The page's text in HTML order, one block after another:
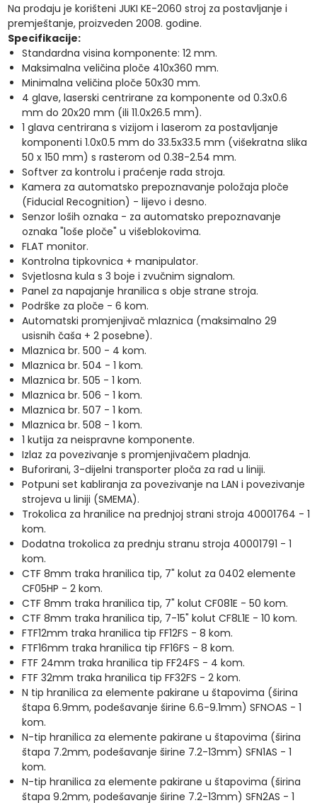
Na prodaju je korišteni JUKI KE-2060 stroj za postavljanje i
premještanje, proizveden 2008. godine.
Specifikacije:
Standardna visina komponente: 12 mm.
Maksimalna veličina ploče 410x360 mm.
Minimalna veličina ploče 50x30 mm.
4 glave, laserski centrirane za komponente od 0.3x0.6
mm do 20x20 mm (ili 11.0x26.5 mm).
1 glava centrirana s vizijom i laserom za postavljanje
komponenti 1.0x0.5 mm do 33.5x33.5 mm (višekratna slika
50 x 150 mm) s rasterom od 0.38-2.54 mm.
Softver za kontrolu i praćenje rada stroja.
Kamera za automatsko prepoznavanje položaja ploče
(Fiducial Recognition) - lijevo i desno.
Senzor loših oznaka - za automatsko prepoznavanje
oznaka "loše ploče" u višeblokovima.
FLAT monitor.
Kontrolna tipkovnica + manipulator.
Svjetlosna kula s 3 boje i zvučnim signalom.
Panel za napajanje hranilica s obje strane stroja.
Podrške za ploče - 6 kom.
Automatski promjenjivač mlaznica (maksimalno 29
usisnih čaša + 2 posebne).
Mlaznica br. 500 - 4 kom.
Mlaznica br. 504 - 1 kom.
Mlaznica br. 505 - 1 kom.
Mlaznica br. 506 - 1 kom.
Mlaznica br. 507 - 1 kom.
Mlaznica br. 508 - 1 kom.
1 kutija za neispravne komponente.
Izlaz za povezivanje s promjenjivačem pladnja.
Buforirani, 3-dijelni transporter ploča za rad u liniji.
Potpuni set kabliranja za povezivanje na LAN i povezivanje
strojeva u liniji (SMEMA).
Trokolica za hranilice na prednjoj strani stroja 40001764 - 1
kom.
Dodatna trokolica za prednju stranu stroja 40001791 - 1
kom.
CTF 8mm traka hranilica tip, 7" kolut za 0402 elemente
CF05HP - 2 kom.
CTF 8mm traka hranilica tip, 7" kolut CF081E - 50 kom.
CTF 8mm traka hranilica tip, 7-15" kolut CF8L1E - 10 kom.
FTF12mm traka hranilica tip FF12FS - 8 kom.
FTF16mm traka hranilica tip FF16FS - 8 kom.
FTF 24mm traka hranilica tip FF24FS - 4 kom.
FTF 32mm traka hranilica tip FF32FS - 2 kom.
N tip hranilica za elemente pakirane u štapovima (širina
štapa 6.9mm, podešavanje širine 6.6-9.1mm) SFNOAS - 1
kom.
N-tip hranilica za elemente pakirane u štapovima (širina
štapa 7.2mm, podešavanje širine 7.2-13mm) SFN1AS - 1
kom.
N-tip hranilica za elemente pakirane u štapovima (širina
štapa 9.2mm, podešavanje širine 7.2-13mm) SFN2AS - 1